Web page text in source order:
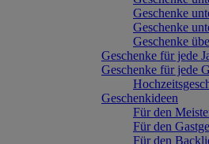
Geschenke
Geschenke
Geschenke
Geschenke für jede
Geschenke für jede
Geschenkideen
Für den
Für den
Für den